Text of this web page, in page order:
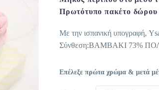
Πρωτότυπο πακέτο δώρου
Με την ισπανική υπογραφή,
Σύνθεση:ΒΑΜΒΑΚΙ 73%
Επέλεξε πρώτα χρώμα & μετά